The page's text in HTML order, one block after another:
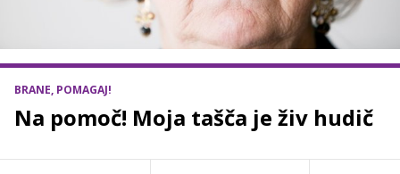
BRANE, POMAGAJ!
Na pomoč! Moja tašča je živ hudič